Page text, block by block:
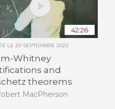
42:26
LE 20 SEPTEMBRE 2022
Whitney
and
theorems
MacPherson